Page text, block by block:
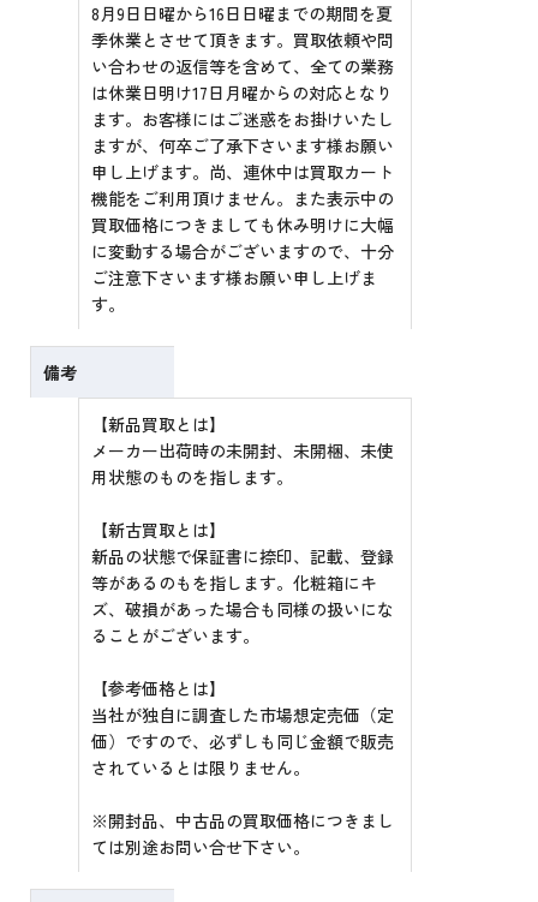
8月9日日曜から16日日曜までの期間を夏
季休業とさせて頂きます。買取依頼や問
い合わせの返信等を含めて、全ての業務
は休業日明け17日月曜からの対応となり
ます。お客様にはご迷惑をお掛けいたし
ますが、何卒ご了承下さいます様お願い
申し上げます。尚、連休中は買取カート
機能をご利用頂けません。また表示中の
買取価格につきましても休み明けに大幅
に変動する場合がございますので、十分
ご注意下さいます様お願い申し上げま
す。
備考
【新品買取とは】
メーカー出荷時の未開封、未開梱、未使
用状態のものを指します。
【新古買取とは】
新品の状態で保証書に捺印、記載、登録
等があるのもを指します。化粧箱にキ
ズ、破損があった場合も同様の扱いにな
ることがございます。
【参考価格とは】
当社が独自に調査した市場想定売価（定
価）ですので、必ずしも同じ金額で販売
されているとは限りません。
※開封品、中古品の買取価格につきまし
ては別途お問い合せ下さい。